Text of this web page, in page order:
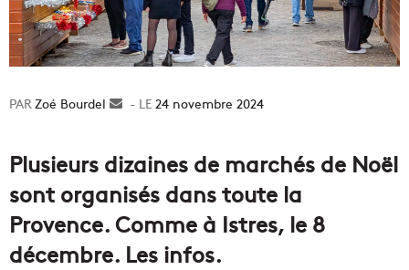
Zoé Bourdel
Envoyer24 novembre 2024
Plusieurs dizaines de marchés de Noël
sont organisés dans toute la
Provence. Comme à Istres, le 8
décembre. Les infos.